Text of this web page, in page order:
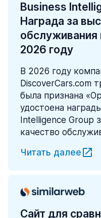
Business
Награда за
обслуживания
2026 году
В 2026 году
DiscoverCars.com
была признана
удостоена
Intelligence Group
качество
Читать далее
Сайт для